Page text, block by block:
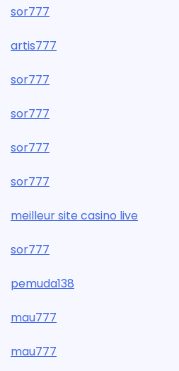
sor777
artis777
sor777
sor777
sor777
sor777
meilleur site casino live
sor777
pemuda138
mau777
mau777